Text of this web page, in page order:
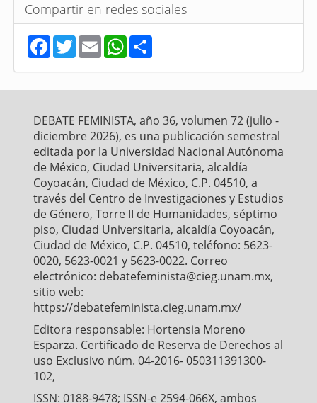
Compartir en redes sociales
F
a
e
b
k
T
w
t
t
E
m
i
l
W
h
t
s
p
S
h
r
e
DEBATE FEMINISTA, año 36, volumen 72 (julio -
diciembre 2026), es una publicación semestral
editada por la Universidad Nacional Autónoma
de México, Ciudad Universitaria, alcaldía
Coyoacán, Ciudad de México, C.P. 04510, a
través del Centro de Investigaciones y Estudios
de Género, Torre II de Humanidades, séptimo
piso, Ciudad Universitaria, alcaldía Coyoacán,
Ciudad de México, C.P. 04510, teléfono: 5623-
0020, 5623-0021 y 5623-0022. Correo
electrónico: debatefeminista@cieg.unam.mx,
sitio web:
https://debatefeminista.cieg.unam.mx/
Editora responsable: Hortensia Moreno
Esparza. Certificado de Reserva de Derechos al
uso Exclusivo núm. 04-2016- 050311391300-
102,
ISSN: 0188-9478; ISSN-e 2594-066X, ambos